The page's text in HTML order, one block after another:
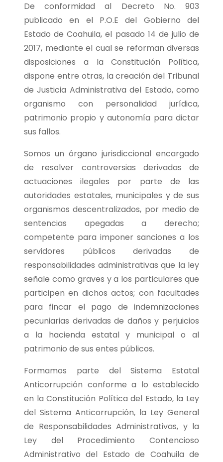
De conformidad al Decreto No. 903
publicado en el P.O.E del Gobierno del
Estado de Coahuila, el pasado 14 de julio de
2017, mediante el cual se reforman diversas
disposiciones a la Constitución Política,
dispone entre otras, la creación del Tribunal
de Justicia Administrativa del Estado, como
organismo con personalidad jurídica,
patrimonio propio y autonomía para dictar
sus fallos.
Somos un órgano jurisdiccional encargado
de resolver controversias derivadas de
actuaciones ilegales por parte de las
autoridades estatales, municipales y de sus
organismos descentralizados, por medio de
sentencias apegadas a derecho;
competente para imponer sanciones a los
servidores públicos derivadas de
responsabilidades administrativas que la ley
señale como graves y a los particulares que
participen en dichos actos; con facultades
para fincar el pago de indemnizaciones
pecuniarias derivadas de daños y perjuicios
a la hacienda estatal y municipal o al
patrimonio de sus entes públicos.
Formamos parte del Sistema Estatal
Anticorrupción conforme a lo establecido
en la Constitución Política del Estado, la Ley
del Sistema Anticorrupción, la Ley General
de Responsabilidades Administrativas, y la
Ley del Procedimiento Contencioso
Administrativo del Estado de Coahuila de